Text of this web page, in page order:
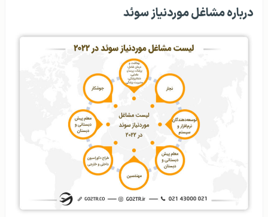
درباره مشاغل موردنیاز سوئد